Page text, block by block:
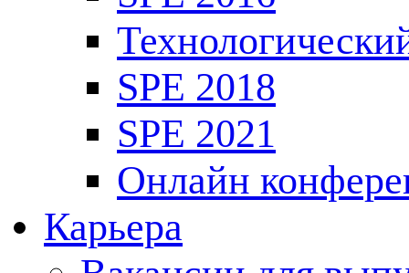
SPE 2018
SPE 2021
Онлайн
Карьера